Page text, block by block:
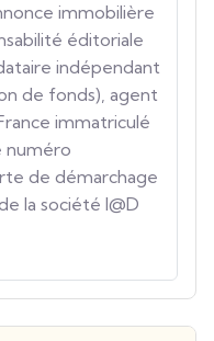
immobilière
éditoriale
indépendant
de fonds), agent
immatriculé
numéro
de démarchage
la société I@D